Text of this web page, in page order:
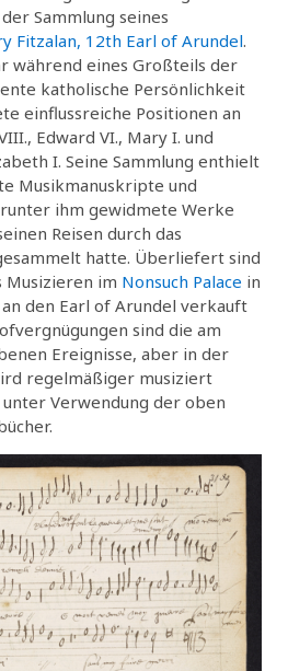
Sammlung seines
Fitzalan, 12th Earl of Arundel.
während eines Großteils der
katholische Persönlichkeit
einflussreiche Positionen an
Edward VI., Mary I. und
I. Seine Sammlung enthielt
Musikmanuskripte und
ihm gewidmete Werke
Reisen durch das
hatte. Überliefert sind
Musizieren im Nonsuch Palace in
den Earl of Arundel verkauft
sind die am
Ereignisse, aber in der
regelmäßiger musiziert
Verwendung der oben